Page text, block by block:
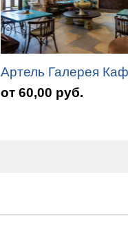
Артель Галерея
от 60,00 руб.